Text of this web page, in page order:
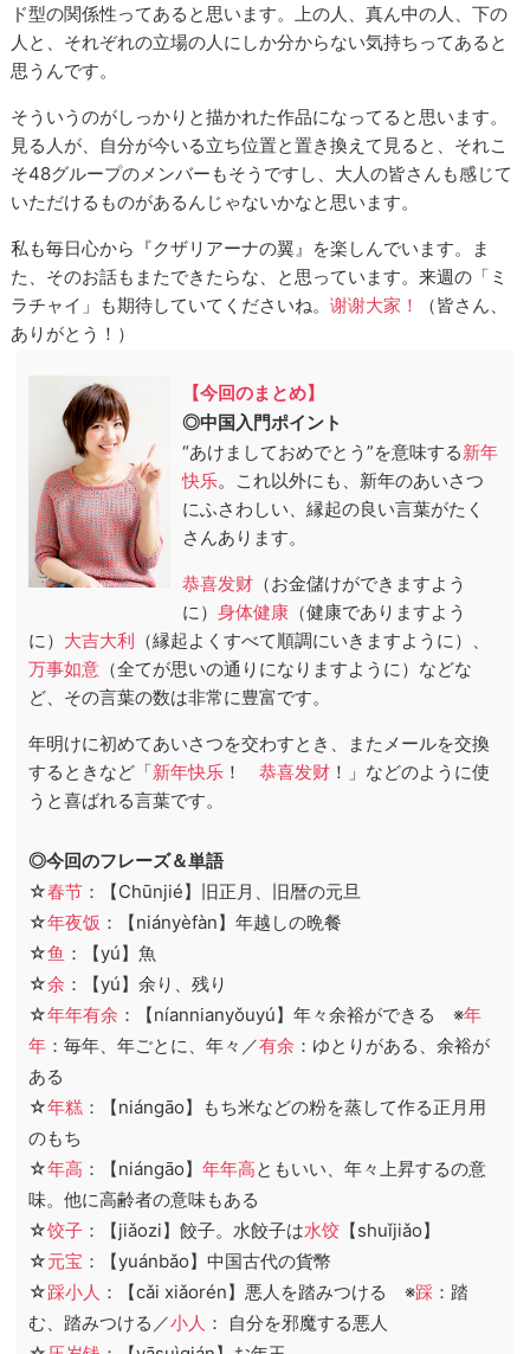
ド型の関係性ってあると思います。上の人、真ん中の人、下の
人と、それぞれの立場の人にしか分からない気持ちってあると
思うんです。
そういうのがしっかりと描かれた作品になってると思います。
見る人が、自分が今いる立ち位置と置き換えて見ると、それこ
そ48グループのメンバーもそうですし、大人の皆さんも感じて
いただけるものがあるんじゃないかなと思います。
私も毎日心から『クザリアーナの翼』を楽しんでいます。ま
た、そのお話もまたできたらな、と思っています。来週の「ミ
ラチャイ」も期待していてくださいね。谢谢大家！
（皆さん、
ありがとう！）
【今回のまとめ】
◎中国入門ポイント
“あけましておめでとう”を意味する新年
快乐。これ以外にも、新年のあいさつ
にふさわしい、縁起の良い言葉がたく
さんあります。
恭喜发财 （お金儲けができますよう
に）身体健康 （健康でありますよう
に） 大吉大利 （縁起よくすべて順調にいきますように）、
万事如意 （全てが思いの通りになりますように）などな
ど、その言葉の数は非常に豊富です。
年明けに初めてあいさつを交わすとき、またメールを交換
するときなど「新年快乐 ！恭喜发财 ！」などのように使
うと喜ばれる言葉です。
◎今回のフレーズ＆単語
☆春节 ：【Chūnjié】旧正月、旧暦の元旦
☆年夜饭 ：【niányèfàn】年越しの晩餐
☆鱼 ：【yú】魚
☆余 ：【yú】余り、残り
☆年年有余 ：【níannianyǒuyú】年々余裕ができる ※年
年 ：毎年、年ごとに、年々／有余 ：ゆとりがある、余裕が
ある
☆年糕 ：【niángāo】もち米などの粉を蒸して作る正月用
のもち
☆年高 ：【niángāo】年年高ともいい、年々上昇するの意
味。他に高齢者の意味もある
☆饺子 ：【jiǎozi】餃子。水餃子は水饺 【shuǐjiǎo】
☆元宝 ：【yuánbǎo】中国古代の貨幣
☆踩小人 ：【cǎi xiǎorén】悪人を踏みつける ※踩 ：踏
む、踏みつける／小人 ： 自分を邪魔する悪人